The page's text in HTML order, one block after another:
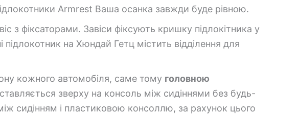
Armrest Ваша осанка завжди буде рівною.
з фіксаторами. Завіси фіксують кришку підлокітника у
на Хюндай Гетц містить відділення для
кожного автомобіля, саме тому головною
зверху на консоль між сидіннями без будь-
сидінням і пластиковою консоллю, за рахунок цього